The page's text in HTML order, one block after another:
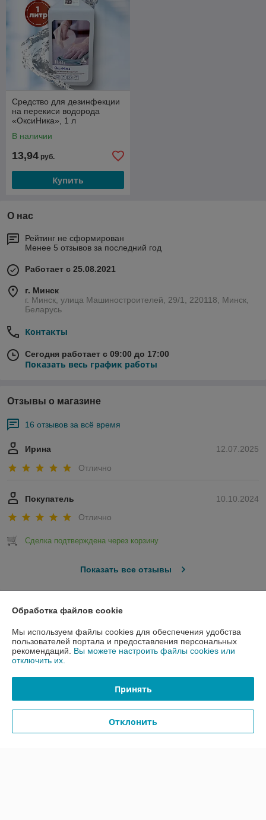
Средство для дезинфекции
на перекиси водорода
«ОксиНика», 1 л
В наличии
13,94 руб.
Купить
О нас
Рейтинг не сформирован
Менее 5 отзывов за последний год
Работает с 25.08.2021
г. Минск
г. Минск, улица Машиностроителей, 29/1, 220118, Минск,
Беларусь
Контакты
Сегодня работает с 09:00 до 17:00
Показать весь график работы
Отзывы о магазине
16 отзывов за всё время
12.07.2025
Ирина
Отлично
10.10.2024
Покупатель
Отлично
Сделка подтверждена через корзину
Показать все отзывы
О нас
Контакты
Доставка и оплата
Обработка файлов cookie
Мы используем файлы cookies для обеспечения удобства
пользователей портала и предоставления персональных
рекомендаций. Вы можете настроить файлы cookies или
отключить их.
Принять
Отклонить